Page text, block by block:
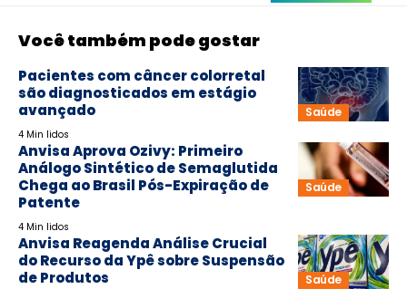
Você também pode gostar
Saúde
Pacientes com câncer colorretal
são diagnosticados em estágio
avançado
4 Min lidos
Saúde
Anvisa Aprova Ozivy: Primeiro
Análogo Sintético de Semaglutida
Chega ao Brasil Pós-Expiração de
Patente
4 Min lidos
Saúde
Anvisa Reagenda Análise Crucial
do Recurso da Ypê sobre Suspensão
de Produtos